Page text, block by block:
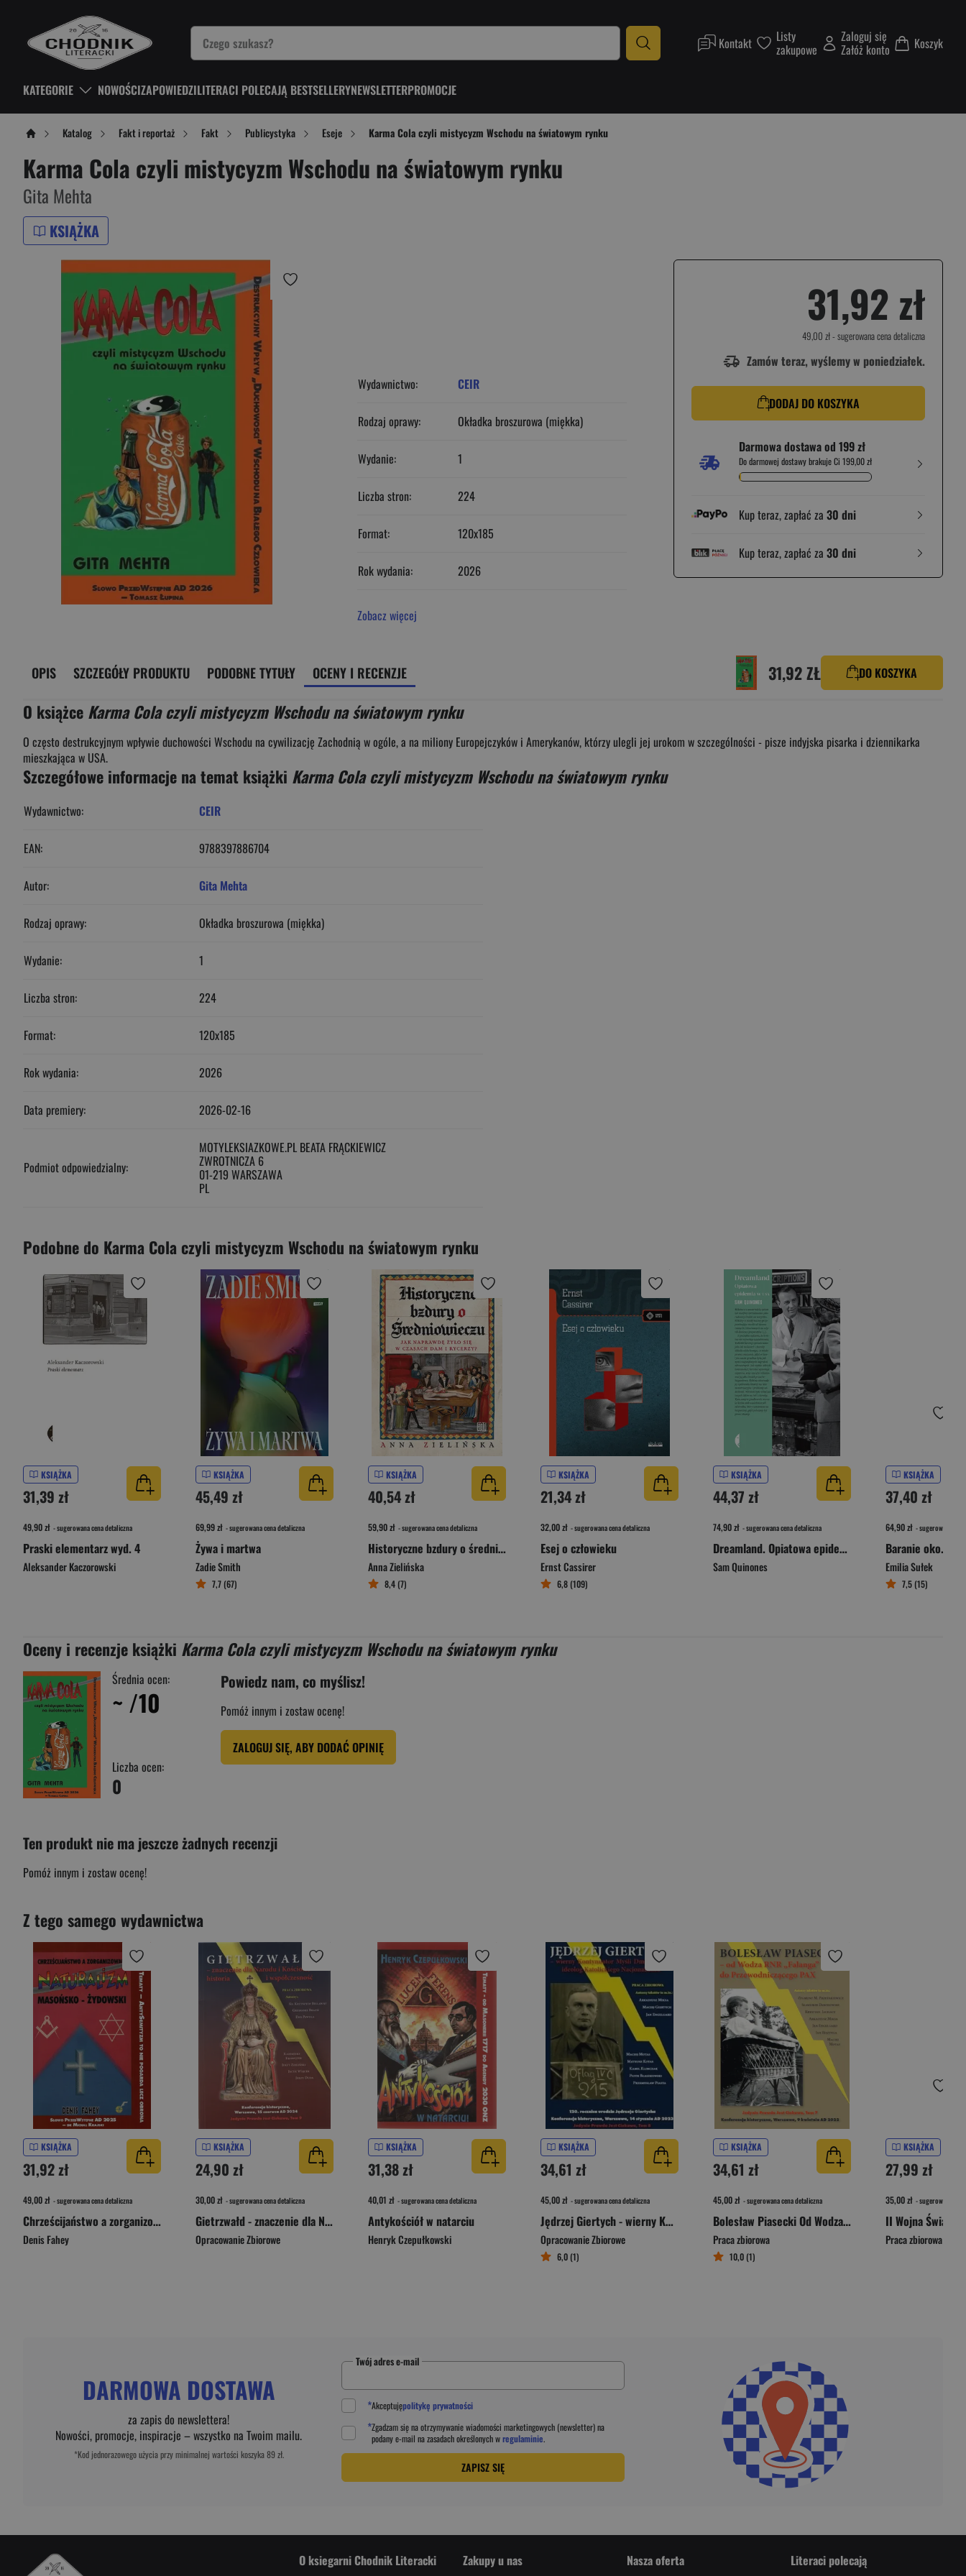
Kontakt Listy
zakupowe
Zaloguj się
Załóż konto Koszyk
KATEGORIE NOWOŚCIZAPOWIEDZILITERACI POLECAJĄ BESTSELLERYNEWSLETTERPROMOCJE
Katalog Fakt i reportaż Fakt Publicystyka Eseje Karma Cola czyli mistycyzm Wschodu na światowym rynku
Karma Cola czyli mistycyzm Wschodu na światowym rynku
Gita Mehta
KSIĄŻKA
31,92 zł
49,00 zł- sugerowana cena detaliczna
Zamów teraz, wyślemy w poniedziałek.
DODAJ DO KOSZYKA
Darmowa dostawa od 199 zł
Do darmowej dostawy brakuje Ci 199,00 zł
Kup teraz, zapłać za 30 dni
Kup teraz, zapłać za 30 dni
Wydawnictwo: CEIR
Rodzaj oprawy: Okładka broszurowa (miękka)
Wydanie: 1
Liczba stron: 224
Format: 120x185
Rok wydania: 2026
Zobacz więcej
OPIS SZCZEGÓŁY PRODUKTU PODOBNE TYTUŁY OCENY I RECENZJE 31,92 ZŁ DO KOSZYKA
O książce Karma Cola czyli mistycyzm Wschodu na światowym rynku
O często destrukcyjnym wpływie duchowości Wschodu na cywilizację Zachodnią w ogóle, a na miliony Europejczyków i Amerykanów, którzy ulegli jej urokom w szczególności - pisze indyjska pisarka i dziennikarka
mieszkająca w USA.
Szczegółowe informacje na temat książki Karma Cola czyli mistycyzm Wschodu na światowym rynku
Wydawnictwo: CEIR
EAN: 9788397886704
Autor: Gita Mehta
Rodzaj oprawy: Okładka broszurowa (miękka)
Wydanie: 1
Liczba stron: 224
Format: 120x185
Rok wydania: 2026
Data premiery: 2026-02-16
Podmiot odpowiedzialny:
MOTYLEKSIAZKOWE.PL BEATA FRĄCKIEWICZ
ZWROTNICZA 6
01-219 WARSZAWA
PL
Podobne do Karma Cola czyli mistycyzm Wschodu na światowym rynku
KSIĄŻKA
31,39 zł
49,90 zł - sugerowana cena detaliczna
Praski elementarz wyd. 4
Aleksander Kaczorowski
KSIĄŻKA
45,49 zł
69,99 zł - sugerowana cena detaliczna
Żywa i martwa
Zadie Smith
7,7 (67)
KSIĄŻKA
40,54 zł
59,90 zł - sugerowana cena detaliczna
Historyczne bzdury o średniowieczu. Jak naprawdę żyło się w czasach dam i rycerzy?
Anna Zielińska
8,4 (7)
KSIĄŻKA
21,34 zł
32,00 zł - sugerowana cena detaliczna
Esej o człowieku
Ernst Cassirer
6,8 (109)
KSIĄŻKA
44,37 zł
74,90 zł - sugerowana cena detaliczna
Dreamland. Opiatowa epidemia w USA wyd. 4
Sam Quinones
KSIĄŻKA
37,40 zł
64,90 zł - sugerowana
Emilia Sułek
7,5 (15)
Oceny i recenzje książki Karma Cola czyli mistycyzm Wschodu na światowym rynku
Średnia ocen:
~ /10
Liczba ocen:
0
Powiedz nam, co myślisz!
Pomóż innym i zostaw ocenę!
ZALOGUJ SIĘ, ABY DODAĆ OPINIĘ
Ten produkt nie ma jeszcze żadnych recenzji
Pomóż innym i zostaw ocenę!
Z tego samego wydawnictwa
KSIĄŻKA
31,92 zł
49,00 zł - sugerowana cena detaliczna
Chrześcijaństwo a zorganizowany naturalizm masońsko-żydowski
Denis Fahey
KSIĄŻKA
24,90 zł
30,00 zł - sugerowana cena detaliczna
Gietrzwałd - znaczenie dla Narodu i Kościoła, historia i współczesność
Opracowanie Zbiorowe
KSIĄŻKA
31,38 zł
40,01 zł - sugerowana cena detaliczna
Antykościół w natarciu
Henryk Czepułkowski
KSIĄŻKA
34,61 zł
45,00 zł - sugerowana cena detaliczna
Jędrzej Giertych - wierny Kontynuator Myśli Dmowskiego, ideolog Katolickiego Nacjonalizmu
Opracowanie Zbiorowe
6,0 (1)
KSIĄŻKA
34,61 zł
45,00 zł - sugerowana cena detaliczna
Bolesław Piasecki Od Wodza RNR Falanga do Przewodniczącego PAX
Praca zbiorowa
10,0 (1)
KSIĄŻKA
27,99 zł
35,00 zł - sugerowana
Praca zbiorowa
DARMOWA DOSTAWA
za zapis do newslettera!
Nowości, promocje, inspiracje – wszystko na Twoim mailu.
*Kod jednorazowego użycia przy minimalnej wartości koszyka 89 zł.
Twój adres e-mail
*Akceptujępolitykę prywatności
*Zgadzam się na otrzymywanie wiadomości marketingowych (newsletter) na
podanye-mail na zasadach określonych wregulaminie.
ZAPISZ SIĘ
O ksiegarni Chodnik Literacki Zakupy u nas Nasza oferta Literaci polecają